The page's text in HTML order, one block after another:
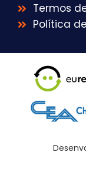
Termos
Política